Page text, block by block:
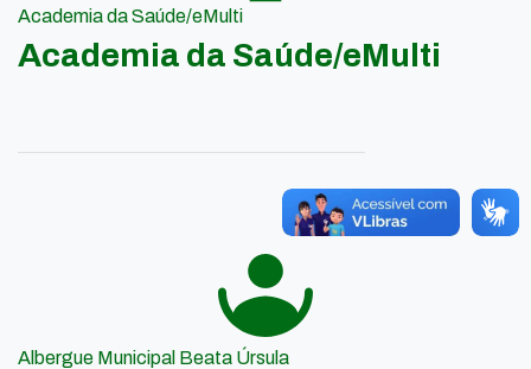
Academia da Saúde/eMulti
Academia da Saúde/eMulti
Albergue Municipal Beata Úrsula